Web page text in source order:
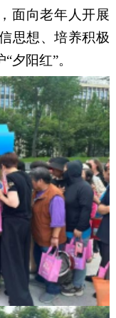
面向老年人开展
思想、培养积极
夕阳红”。